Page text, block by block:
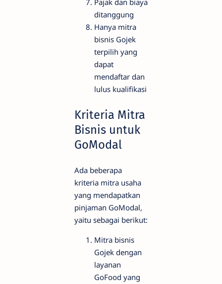
Pajak dan biaya
ditanggung
Hanya mitra
bisnis Gojek
terpilih yang
dapat
mendaftar dan
lulus kualifikasi
Kriteria Mitra
Bisnis untuk
GoModal
Ada beberapa
kriteria mitra usaha
yang mendapatkan
pinjaman GoModal,
yaitu sebagai berikut:
Mitra bisnis
Gojek dengan
layanan
GoFood yang